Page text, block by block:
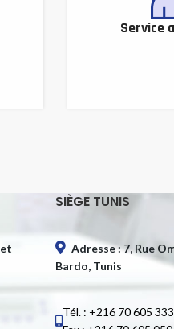
Service
SIÈGE TUNIS
Adresse : 7, Rue
Bardo, Tunis
Tél. : +216 70 605 333